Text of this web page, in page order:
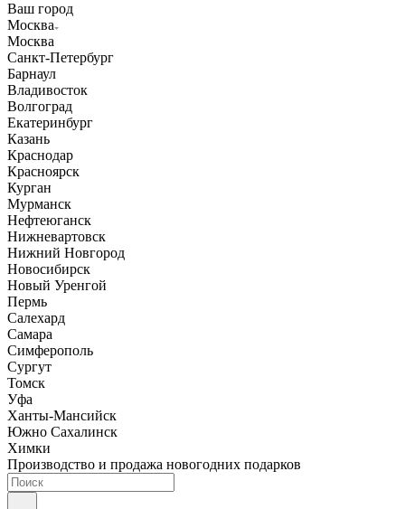
Ваш город
Москва
Москва
Санкт-Петербург
Барнаул
Владивосток
Волгоград
Екатеринбург
Казань
Краснодар
Красноярск
Курган
Мурманск
Нефтеюганск
Нижневартовск
Нижний Новгород
Новосибирск
Новый Уренгой
Пермь
Салехард
Самара
Симферополь
Сургут
Томск
Уфа
Ханты-Мансийск
Южно Сахалинск
Химки
Производство и продажа новогодних подарков